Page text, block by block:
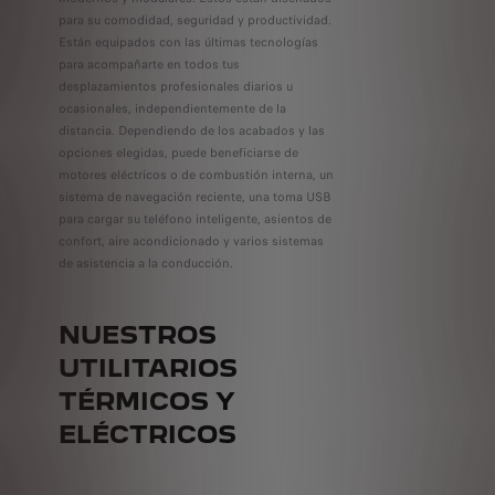
para su comodidad, seguridad y productividad.
Están equipados con las últimas tecnologías
para acompañarte en todos tus
desplazamientos profesionales diarios u
ocasionales, independientemente de la
distancia. Dependiendo de los acabados y las
opciones elegidas, puede beneficiarse de
motores eléctricos o de combustión interna, un
sistema de navegación reciente, una toma USB
para cargar su teléfono inteligente, asientos de
confort, aire acondicionado y varios sistemas
de asistencia a la conducción.
NUESTROS
UTILITARIOS
TÉRMICOS Y
ELÉCTRICOS